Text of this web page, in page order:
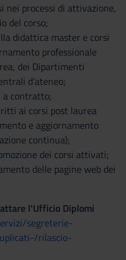
nei processi di attivazione,
del corso;
didattica master e corsi
professionale
dei Dipartimenti
d’ateneo;
a contratto;
ai corsi post laurea
e aggiornamento
continua);
dei corsi attivati;
delle pagine web dei
l'Ufficio Diplomi
segreterie-
rilascio-